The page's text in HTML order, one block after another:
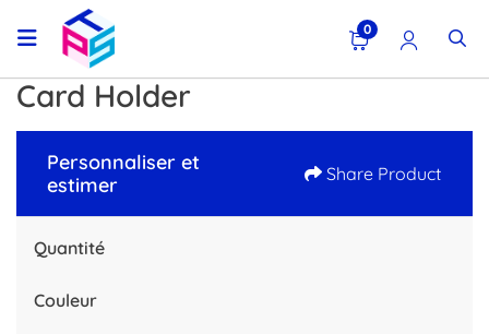
0
Card Holder
Personnaliser et
estimer
Share Product
Quantité
Couleur